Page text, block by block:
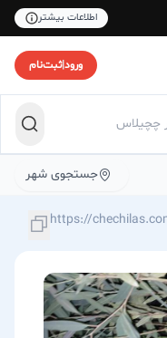
اطلاعات بیشتر
ورود|ثبت‌نام
جستجوی شهر